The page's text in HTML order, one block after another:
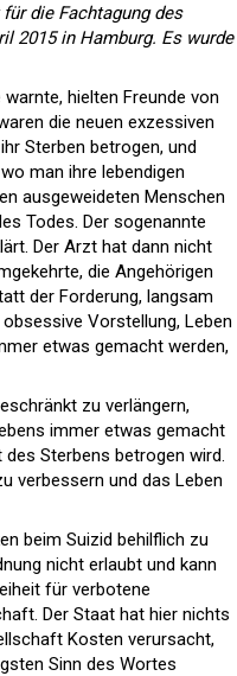
die Fachtagung des
2015 in Hamburg. Es wurde
hielten Freunde von
die neuen exzessiven
Sterben betrogen, und
man ihre lebendigen
ausgeweideten Menschen
Todes. Der sogenannte
Der Arzt hat dann nicht
die Angehörigen
der Forderung, langsam
Vorstellung, Leben
etwas gemacht werden,
zu verlängern,
immer etwas gemacht
Sterbens betrogen wird.
verbessern und das Leben
beim Suizid behilflich zu
nicht erlaubt und kann
für verbotene
Der Staat hat hier nichts
Kosten verursacht,
Sinn des Wortes